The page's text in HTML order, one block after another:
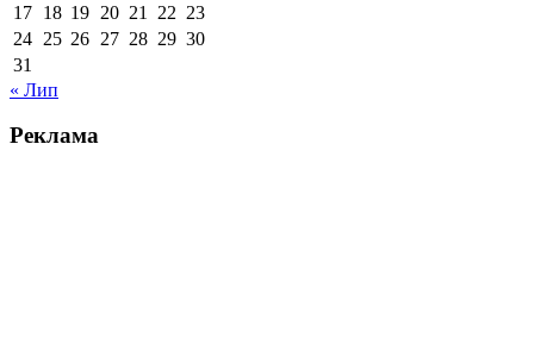
17 18 19 20 21 22 23
24 25 26 27 28 29 30
31
« Лип
Реклама